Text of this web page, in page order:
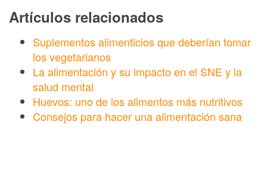
Artículos relacionados
Suplementos alimenticios que deberían tomar
los vegetarianos
La alimentación y su impacto en el SNE y la
salud mental
Huevos: uno de los alimentos más nutritivos
Consejos para hacer una alimentación sana